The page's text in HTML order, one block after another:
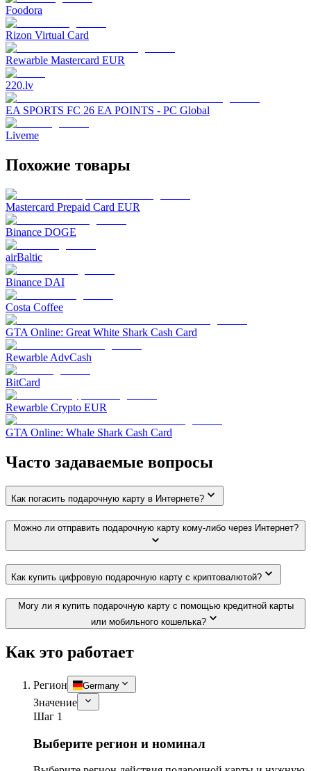
Foodora
Rizon Virtual Card
Rewarble Mastercard EUR
220.lv
EA SPORTS FC 26 EA POINTS - PC Global
Liveme
Похожие товары
Mastercard Prepaid Card EUR
Binance DOGE
airBaltic
Binance DAI
Costa Coffee
GTA Online: Great White Shark Cash Card
Rewarble AdvCash
BitCard
Rewarble Crypto EUR
GTA Online: Whale Shark Cash Card
Часто задаваемые вопросы
Как погасить подарочную карту в Интернете?
Можно ли отправить подарочную карту кому-либо через Интернет?
Как купить цифровую подарочную карту с криптовалютой?
Могу ли я купить подарочную карту с помощью кредитной карты
или мобильного кошелька?
Как это работает
Регион Germany
Значение
Шаг 1
Выберите регион и номинал